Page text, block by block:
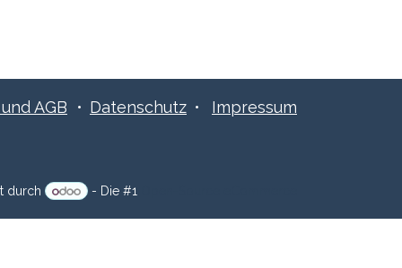
AGB • Datenschutz • Impressum
durch - Die #1